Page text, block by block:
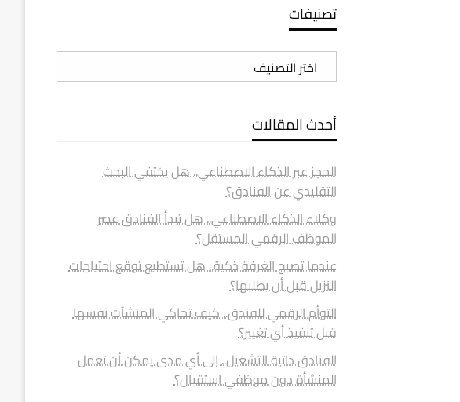
تصنيفات
تصنيفات
أحدث المقالات
الحجز عبر الذكاء الاصطناعي.. هل يختفي البحث
التقليدي عن الفنادق؟
وكلاء الذكاء الاصطناعي.. هل تبدأ الفنادق عصر
الموظف الرقمي المستقل؟
عندما تصبح الغرفة ذكية.. هل تستطيع توقع احتياجات
النزيل قبل أن يطلبها؟
التوأم الرقمي للفندق.. كيف تحاكي المنشآت نفسها
قبل تنفيذ أي تغيير؟
الفنادق ذاتية التشغيل.. إلى أي مدى يمكن أن تعمل
المنشأة دون موظفي استقبال؟